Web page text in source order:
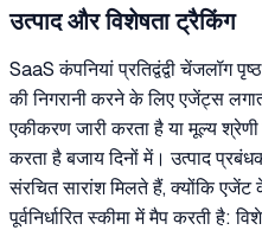
उत्पाद और विशेषता ट्रैकिंग
SaaS कंपनियां प्रतिद्वंद्वी चेंजलॉग
की निगरानी करने के लिए एजेंट्स
एकीकरण जारी करता है या मूल्य
करता है बजाय दिनों में। उत्पाद
संरचित सारांश मिलते हैं, क्योंकि एजेंट
पूर्वनिर्धारित स्कीमा में मैप करती है: